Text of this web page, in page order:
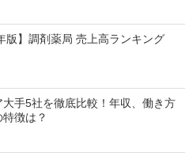
版】調剤薬局 売上高ランキング
大手5社を徹底比較！年収、働き方
徴は？